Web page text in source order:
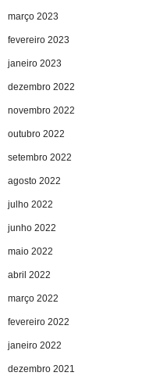
março 2023
fevereiro 2023
janeiro 2023
dezembro 2022
novembro 2022
outubro 2022
setembro 2022
agosto 2022
julho 2022
junho 2022
maio 2022
abril 2022
março 2022
fevereiro 2022
janeiro 2022
dezembro 2021